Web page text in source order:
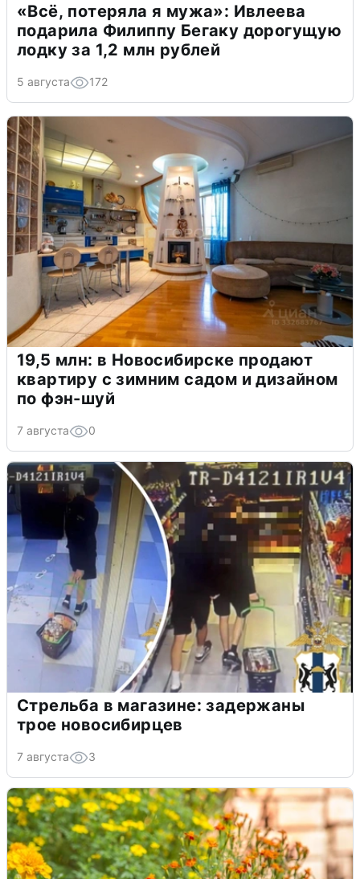
«Всё, потеряла я мужа»: Ивлеева
подарила Филиппу Бегаку дорогущую
лодку за 1,2 млн рублей
5 августа 172
19,5 млн: в Новосибирске продают
квартиру с зимним садом и дизайном
по фэн-шуй
7 августа 0
Стрельба в магазине: задержаны
трое новосибирцев
7 августа 3